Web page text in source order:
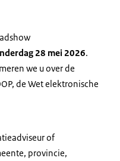
28 mei 2026.
we u over de
de Wet elektronische
of
provincie,